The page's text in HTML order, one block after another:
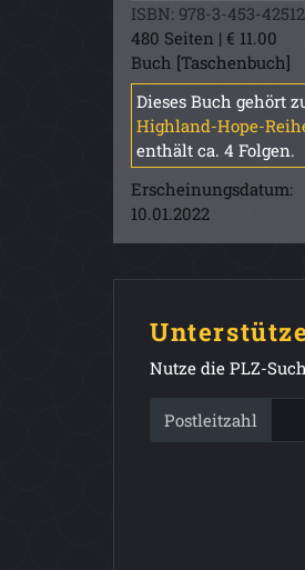
ISBN: 978-3-453-
480 Seiten | € 11.00
Buch [Taschenbuch]
Dieses Buch gehört
Highland-Hope-
enthält ca. 4 Folgen.
Erscheinungsdatum:
10.01.2022
Nutze die PLZ-
Postleitzahl